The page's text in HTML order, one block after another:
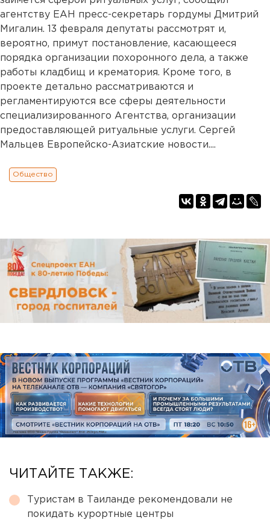
агентству ЕАН пресс-секретарь гордумы Дмитрий
Мигалин. 13 февраля депутаты рассмотрят и,
вероятно, примут постановление, касающееся
порядка организации похоронного дела, а также
работы кладбищ и крематория. Кроме того, в
проекте детально рассматриваются и
регламентируются все сферы деятельности
специализированного Агентства, организации
предоставляющей ритуальные услуги. Сергей
Мальцев Европейско-Азиатские новости....
Общество
ЧИТАЙТЕ ТАКЖЕ:
Туристам в Таиланде рекомендовали не
покидать курортные центры